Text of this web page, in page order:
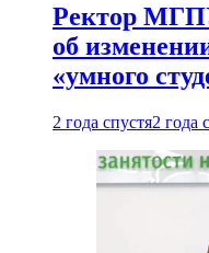
Ректор
об
«умного
2 года спустя2 года